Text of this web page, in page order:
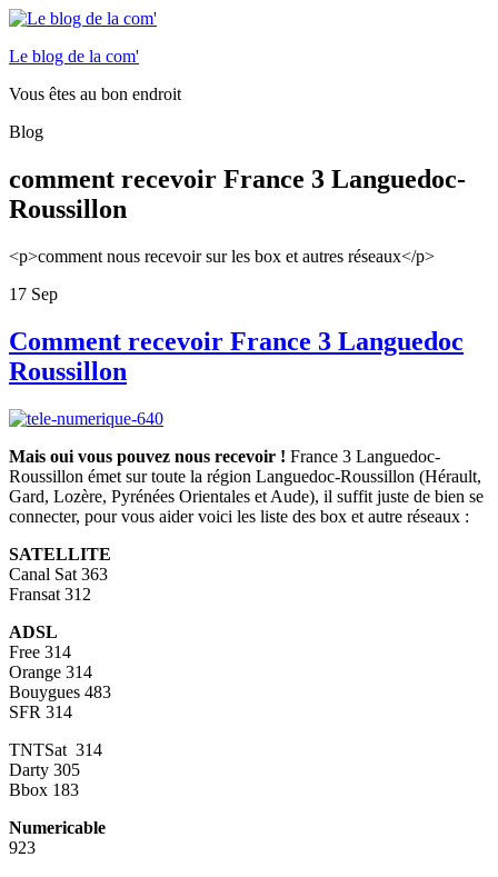
Le blog de la com'
Vous êtes au bon endroit
Blog
comment recevoir France 3 Languedoc-
Roussillon
<p>comment nous recevoir sur les box et autres réseaux</p>
17 Sep
Comment recevoir France 3 Languedoc
Roussillon
Mais oui vous pouvez nous recevoir ! France 3 Languedoc-
Roussillon émet sur toute la région Languedoc-Roussillon (Hérault,
Gard, Lozère, Pyrénées Orientales et Aude), il suffit juste de bien se
connecter, pour vous aider voici les liste des box et autre réseaux :
SATELLITE
Canal Sat 363
Fransat 312
ADSL
Free 314
Orange 314
Bouygues 483
SFR 314
TNTSat 314
Darty 305
Bbox 183
Numericable
923